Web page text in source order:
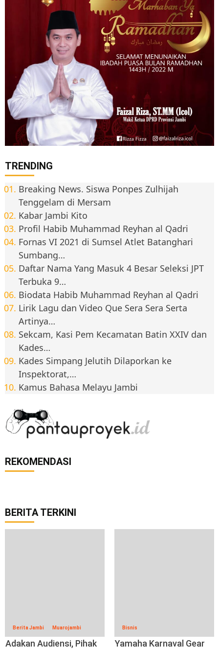
TRENDING
Breaking News. Siswa Ponpes Zulhijah
Tenggelam di Mersam
Kabar Jambi Kito
Profil Habib Muhammad Reyhan al Qadri
Fornas VI 2021 di Sumsel Atlet Batanghari
Sumbang…
Daftar Nama Yang Masuk 4 Besar Seleksi JPT
Terbuka 9…
Biodata Habib Muhammad Reyhan al Qadri
Lirik Lagu dan Video Que Sera Sera Serta
Artinya…
Sekcam, Kasi Pem Kecamatan Batin XXIV dan
Kades…
Kades Simpang Jelutih Dilaporkan ke
Inspektorat,…
Kamus Bahasa Melayu Jambi
REKOMENDASI
BERITA TERKINI
Berita Jambi Muarojambi
Adakan Audiensi, Pihak
Bisnis
Yamaha Karnaval Gear